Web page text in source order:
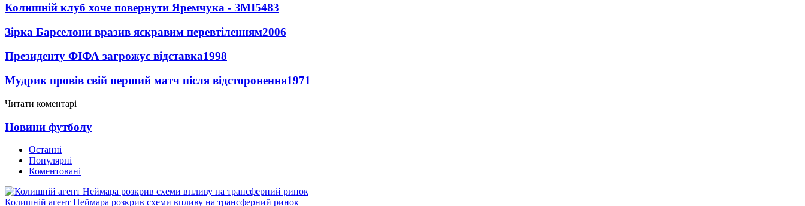
Колишній клуб хоче повернути Яремчука - ЗМІ5483
Зірка Барселони вразив яскравим перевтіленням2006
Президенту ФІФА загрожує відставка1998
Мудрик провів свій перший матч після відсторонення1971
Читати коментарі
Новини футболу
Останні
Популярні
Коментовані
Колишній агент Неймара розкрив схеми впливу на трансферний ринок